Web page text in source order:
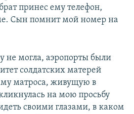
принес ему телефон,
Сын помнит мой номер на
не могла, аэропорты были
солдатских матерей
матроса, живущую в
на мою просьбу
своими глазами, в каком